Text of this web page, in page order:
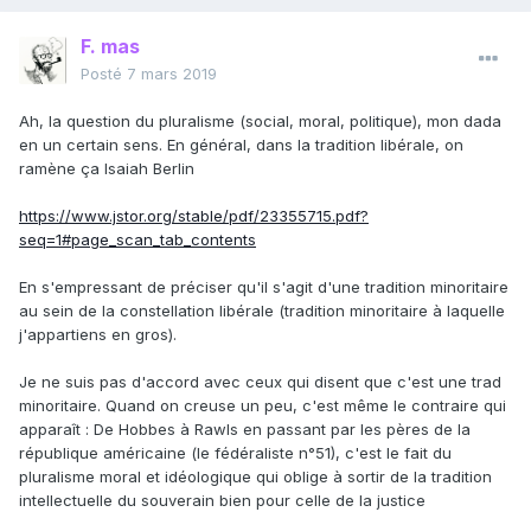
F. mas
Posté 7 mars 2019
Ah, la question du pluralisme (social, moral, politique), mon dada
en un certain sens. En général, dans la tradition libérale, on
ramène ça Isaiah Berlin
https://www.jstor.org/stable/pdf/23355715.pdf?
seq=1#page_scan_tab_contents
En s'empressant de préciser qu'il s'agit d'une tradition minoritaire
au sein de la constellation libérale (tradition minoritaire à laquelle
j'appartiens en gros).
Je ne suis pas d'accord avec ceux qui disent que c'est une trad
minoritaire. Quand on creuse un peu, c'est même le contraire qui
apparaît : De Hobbes à Rawls en passant par les pères de la
république américaine (le fédéraliste n°51), c'est le fait du
pluralisme moral et idéologique qui oblige à sortir de la tradition
intellectuelle du souverain bien pour celle de la justice